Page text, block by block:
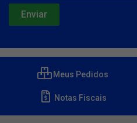
Meus Pedidos
Notas Fiscais